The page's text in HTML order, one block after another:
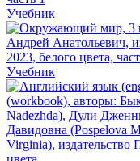
Учебник
Учебник